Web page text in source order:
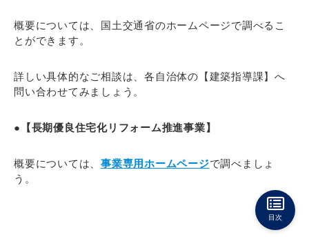
概要については、国土交通省のホームページで調べるこ
とができます。
詳しい具体的なご相談は、各自治体の【建築指導課】へ
問い合わせてみましょう。
●【長期優良住宅化リフォーム推進事業】
概要については、 事業専用ホームページで調べましょ
う。
目次